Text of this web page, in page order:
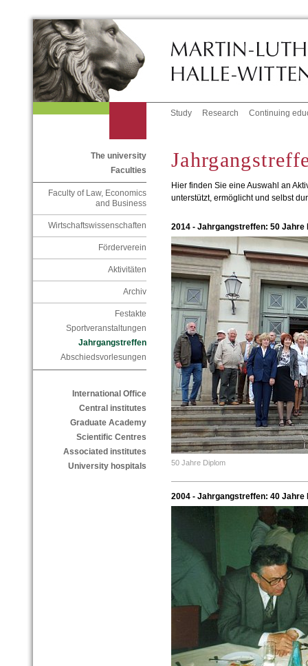
Study Research Continuing
The university
Faculties
Faculty of Law, Economics
and Business
Wirtschaftswissenschaften
Förderverein
Aktivitäten
Archiv
Festakte
Sportveranstaltungen
Jahrgangstreffen
Abschiedsvorlesungen
International Office
Central institutes
Graduate Academy
Scientific Centres
Associated institutes
University hospitals
Hier finden Sie eine Auswahl an
unterstützt, ermöglicht und selbst
2014 - Jahrgangstreffen: 50 Jahre
50 Jahre Diplom
2004 - Jahrgangstreffen: 40 Jahre